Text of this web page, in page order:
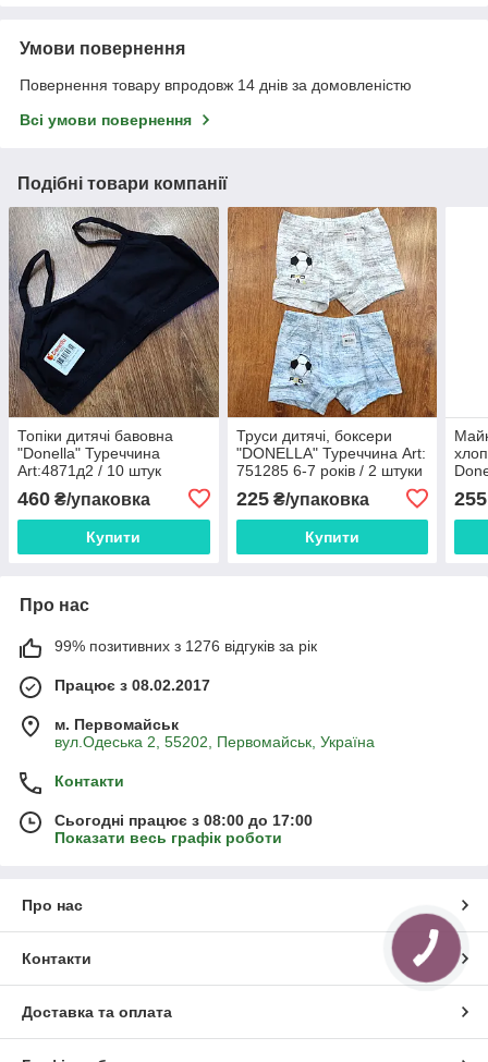
Умови повернення
Повернення товару впродовж 14 днів за домовленістю
Всі умови повернення
Подібні товари компанії
Топіки дитячі бавовна
"Donella" Туреччина
Art:4871д2 / 10 штук
460 ₴/упаковка
Купити
Труси дитячі, боксери
"DONELLA" Туреччина Art:
751285 6-7 років / 2 штуки
225₴/упаковка
Купити
255
Про нас
99% позитивних з 1276 відгуків за рік
Працює з 08.02.2017
м. Первомайськ
вул.Одеська 2, 55202, Первомайськ, Україна
Контакти
Сьогодні працює з 08:00 до 17:00
Показати весь графік роботи
Про нас
Контакти
Доставка та оплата